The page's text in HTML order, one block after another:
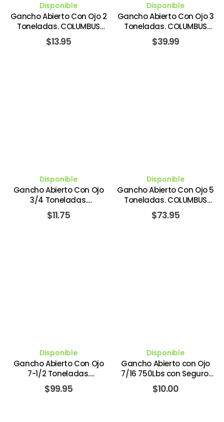
Disponible
Gancho Abierto Con Ojo 2
Toneladas. COLUMBUS
MCKINNON
$13.95
Disponible
Gancho Abierto Con Ojo 3
Toneladas. COLUMBUS
MCKINNON
$39.99
Disponible
Gancho Abierto Con Ojo
3/4 Toneladas.
COLUMBUS MCKINNON
$11.75
Disponible
Gancho Abierto Con Ojo 5
Toneladas. COLUMBUS
MCKINNON
$73.95
Disponible
Gancho Abierto Con Ojo
7-1/2 Toneladas.
COLUMBUS MCKINNON
$99.95
Disponible
Gancho Abierto con Ojo
7/16 750Lbs con Seguro.
COLUMBUS MCKINNON
$10.00